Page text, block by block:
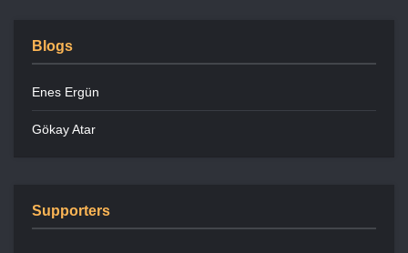
Blogs
Enes Ergün
Gökay Atar
Supporters